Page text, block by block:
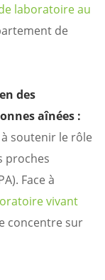
laboratoire au
de
des
aînées :
soutenir le rôle
proches
Face à
vivant
concentre sur